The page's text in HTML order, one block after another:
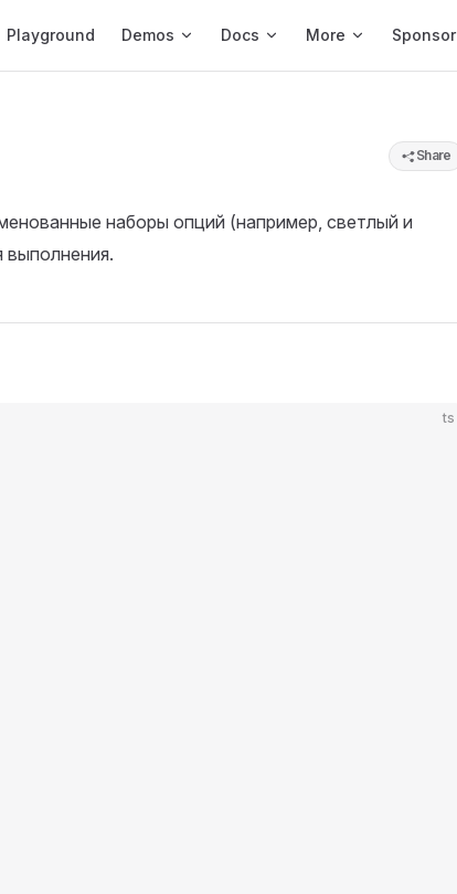
Playground Demos Docs More Sponsor
Share
наборы опций (например, светлый и
выполнения.
ts